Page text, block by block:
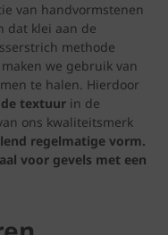
van handvormstenen
dat klei aan de
methode
we gebruik van
te halen. Hierdoor
textuur in de
ons kwaliteitsmerk
regelmatige vorm.
voor gevels met een